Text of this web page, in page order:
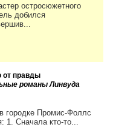
остросюжетного
добился
от правды
романы Линвуда
городке Промис-Фоллс
1. Сначала кто-то...